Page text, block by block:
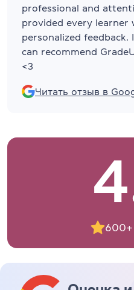
professional and
provided every learner
personalized feedback.
can recommend
<3
Читать отзыв в
600+